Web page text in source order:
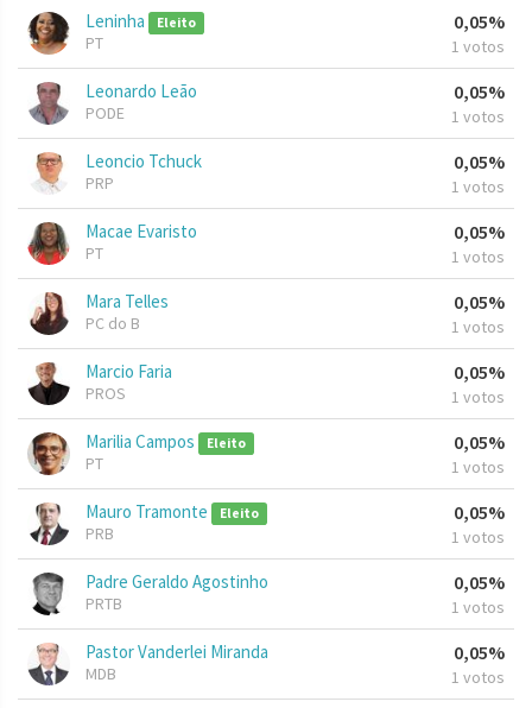
Leninha Eleito
PT
0,05%
1 votos
Leonardo Leão
PODE
0,05%
1 votos
Leoncio Tchuck
PRP
0,05%
1 votos
Macae Evaristo
PT
0,05%
1 votos
Mara Telles
PC do B
0,05%
1 votos
Marcio Faria
PROS
0,05%
1 votos
Marilia Campos Eleito
PT
0,05%
1 votos
Mauro Tramonte Eleito
PRB
0,05%
1 votos
Padre Geraldo Agostinho
PRTB
0,05%
1 votos
Pastor Vanderlei Miranda
MDB
0,05%
1 votos